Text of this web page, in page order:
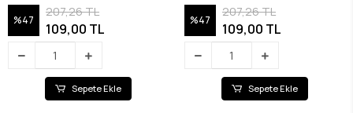
%47
207,26 TL
109,00 TL
Sepete Ekle
%47
207,26 TL
109,00 TL
Sepete Ekle